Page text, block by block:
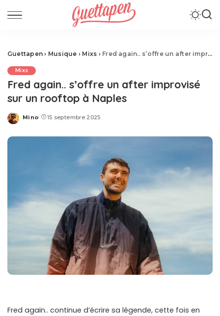
Guettapen › Musique › Mixs › Fred again.. s’offre un after improvisé sur un rooftop à Naples
Mixs
Fred again.. s’offre un after improvisé
sur un rooftop à Naples
Posted
Mino 15 septembre 2025
Fred again.. continue d’écrire sa légende, cette fois en